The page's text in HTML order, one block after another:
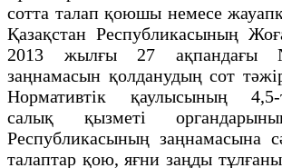
сотта талап қоюшы немесе
Қазақстан Республикасының
2013 жылғы 27
заңнамасын қолданудың сот
Нормативтік қаулысының 4,5-
салық қызметі
Республикасының заңнамасына
талаптар қою, яғни заңды